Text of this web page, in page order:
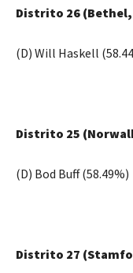
Distrito 26 (Bethel,
(D) Will Haskell
Distrito 25
(D) Bod Buff
Distrito 27